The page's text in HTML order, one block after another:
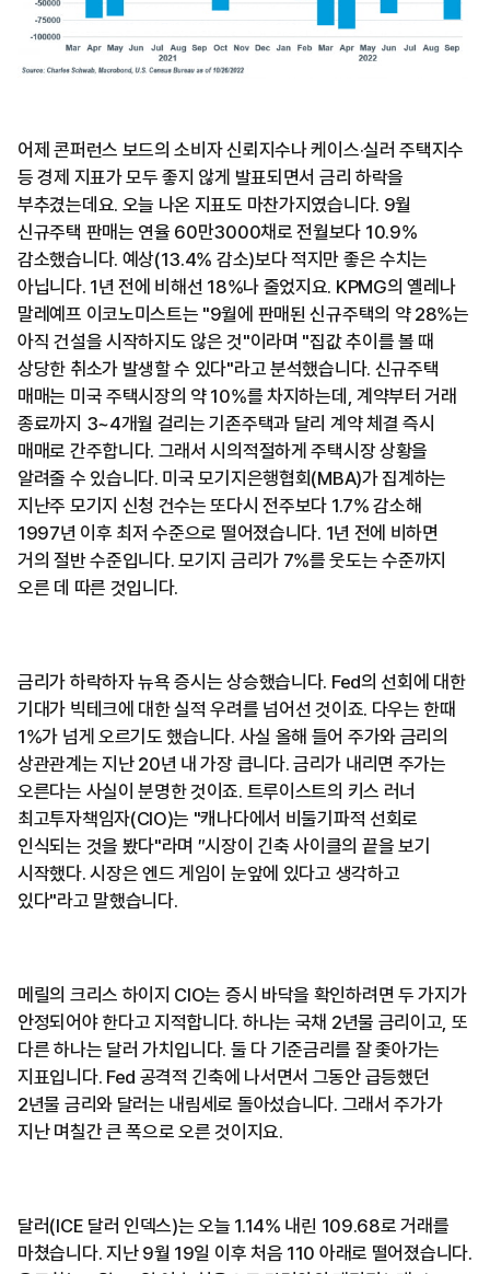
어제 콘퍼런스 보드의 소비자 신뢰지수나 케이스·실러 주택지수
등 경제 지표가 모두 좋지 않게 발표되면서 금리 하락을
부추겼는데요. 오늘 나온 지표도 마찬가지였습니다. 9월
신규주택 판매는 연율 60만3000채로 전월보다 10.9%
감소했습니다. 예상(13.4% 감소)보다 적지만 좋은 수치는
아닙니다. 1년 전에 비해선 18%나 줄었지요. KPMG의 옐레나
말레예프 이코노미스트는 "9월에 판매된 신규주택의 약 28%는
아직 건설을 시작하지도 않은 것"이라며 "집값 추이를 볼 때
상당한 취소가 발생할 수 있다"라고 분석했습니다. 신규주택
매매는 미국 주택시장의 약 10%를 차지하는데, 계약부터 거래
종료까지 3~4개월 걸리는 기존주택과 달리 계약 체결 즉시
매매로 간주합니다. 그래서 시의적절하게 주택시장 상황을
알려줄 수 있습니다. 미국 모기지은행협회(MBA)가 집계하는
지난주 모기지 신청 건수는 또다시 전주보다 1.7% 감소해
1997년 이후 최저 수준으로 떨어졌습니다. 1년 전에 비하면
거의 절반 수준입니다. 모기지 금리가 7%를 웃도는 수준까지
오른 데 따른 것입니다.
금리가 하락하자 뉴욕 증시는 상승했습니다. Fed의 선회에 대한
기대가 빅테크에 대한 실적 우려를 넘어선 것이죠. 다우는 한때
1%가 넘게 오르기도 했습니다. 사실 올해 들어 주가와 금리의
상관관계는 지난 20년 내 가장 큽니다. 금리가 내리면 주가는
오른다는 사실이 분명한 것이죠. 트루이스트의 키스 러너
최고투자책임자(CIO)는 "캐나다에서 비둘기파적 선회로
인식되는 것을 봤다"라며 ″시장이 긴축 사이클의 끝을 보기
시작했다. 시장은 엔드 게임이 눈앞에 있다고 생각하고
있다"라고 말했습니다.
메릴의 크리스 하이지 CIO는 증시 바닥을 확인하려면 두 가지가
안정되어야 한다고 지적합니다. 하나는 국채 2년물 금리이고, 또
다른 하나는 달러 가치입니다. 둘 다 기준금리를 잘 좇아가는
지표입니다. Fed 공격적 긴축에 나서면서 그동안 급등했던
2년물 금리와 달러는 내림세로 돌아섰습니다. 그래서 주가가
지난 며칠간 큰 폭으로 오른 것이지요.
달러(ICE 달러 인덱스)는 오늘 1.14% 내린 109.68로 거래를
마쳤습니다. 지난 9월 19일 이후 처음 110 아래로 떨어졌습니다.